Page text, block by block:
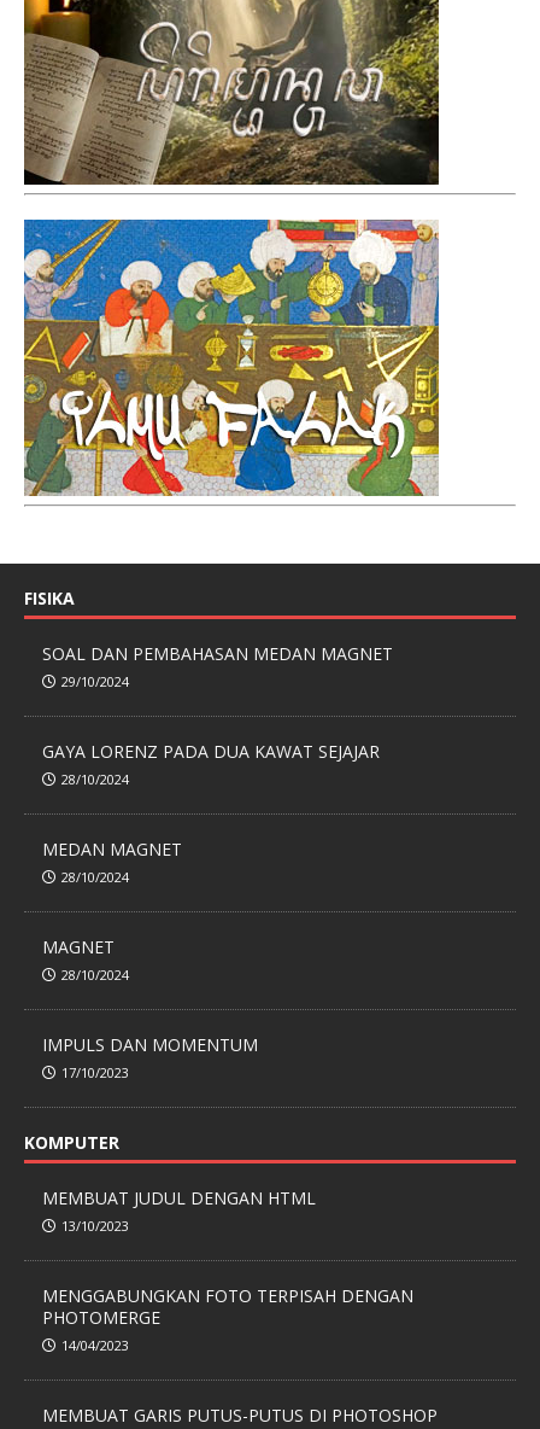
FISIKA
SOAL DAN PEMBAHASAN MEDAN MAGNET
29/10/2024
GAYA LORENZ PADA DUA KAWAT SEJAJAR
28/10/2024
MEDAN MAGNET
28/10/2024
MAGNET
28/10/2024
IMPULS DAN MOMENTUM
17/10/2023
KOMPUTER
MEMBUAT JUDUL DENGAN HTML
13/10/2023
MENGGABUNGKAN FOTO TERPISAH DENGAN
PHOTOMERGE
14/04/2023
MEMBUAT GARIS PUTUS-PUTUS DI PHOTOSHOP